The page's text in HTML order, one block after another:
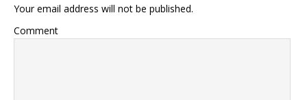
Your email address will not be published.
Comment